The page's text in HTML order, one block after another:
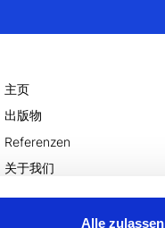
Alle zulassen
主页
出版物
Referenzen
关于我们
维基